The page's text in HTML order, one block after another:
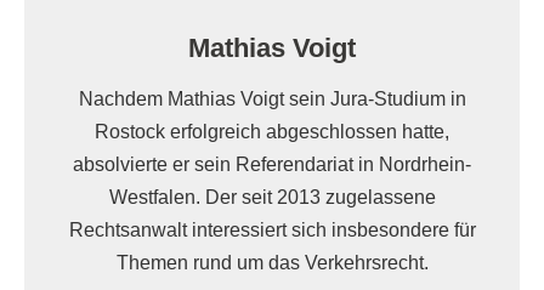
Mathias Voigt
Nachdem Mathias Voigt sein Jura-Studium in
Rostock erfolgreich abgeschlossen hatte,
absolvierte er sein Referendariat in Nordrhein-
Westfalen. Der seit 2013 zugelassene
Rechtsanwalt interessiert sich insbesondere für
Themen rund um das Verkehrsrecht.